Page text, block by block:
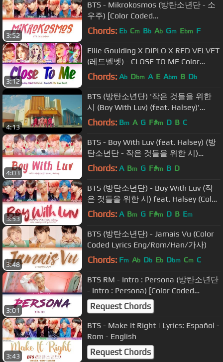
3:52
BTS - Mikrokosmos (방탄소년단 - 소
우주) [Color Coded
Lyrics/Han/Rom/Eng/가사]
Chords: Eb Cm Bb Ab Gm Ebm F
3:12
Ellie Goulding X DIPLO X RED VELVET
(레드벨벳) - CLOSE TO ME Color
Coded 가사/Lyrics [Han|Rom|Eng]
Chords: Ab Dbm A E Abm B Db
4:13
BTS (방탄소년단) '작은 것들을 위한
시 (Boy With Luv) (feat. Halsey)'
Official MV
Chords: Bm A G F#m D B C
4:03
BTS - Boy With Luv (feat. Halsey) (방
탄소년단 - 작은 것들을 위한 시)
[Color Coded Lyrics/Han/Rom/Eng/가
Chords: A Bm G F#m B D
3:53
BTS (방탄소년단) - Boy With Luv (작
은 것들을 위한 시) feat. Halsey (Color
Coded Lyrics Eng/Rom/Han/가사)
Chords: A Bm G F#m D B Em
3:48
BTS (방탄소년단) - Jamais Vu (Color
Coded Lyrics Eng/Rom/Han/가사)
Chords: Fm Ab Db Eb Dbm Cm C
3:01
BTS RM - Intro : Persona (방탄소년단
- Intro : Persona) [Color Coded
Lyrics/Han/Rom/Eng/가사]
Request Chords
3:43
BTS - Make It Right | Lyrics: Español -
Rom - English
Request Chords